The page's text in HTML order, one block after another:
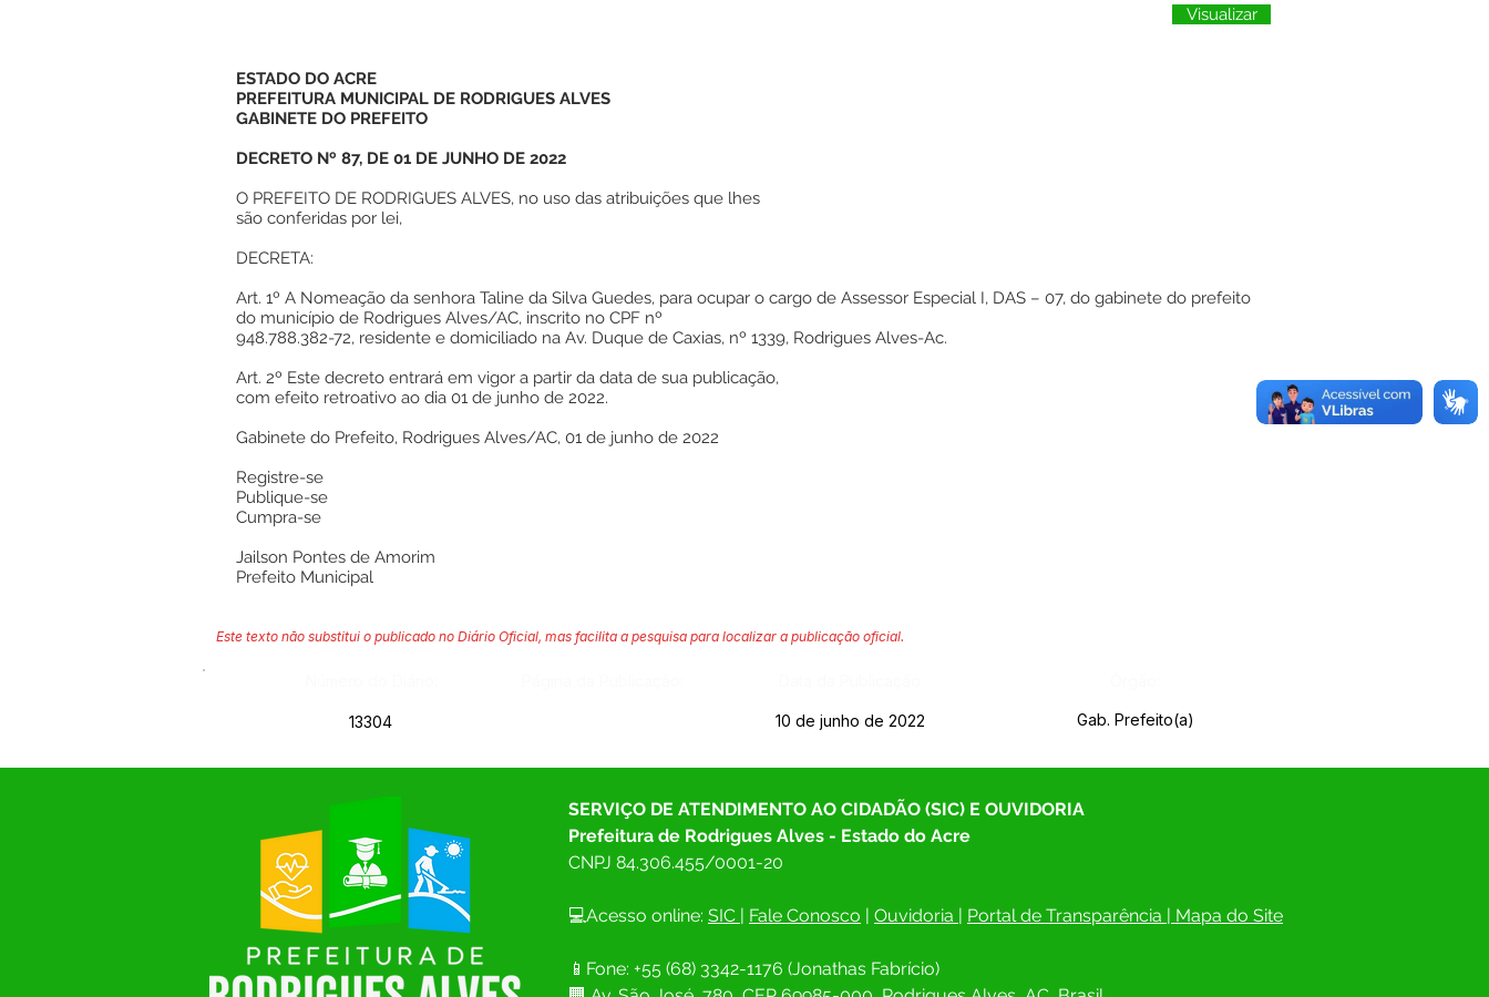
Visualizar
ESTADO DO ACRE
PREFEITURA MUNICIPAL DE RODRIGUES ALVES
GABINETE DO PREFEITO
DECRETO Nº 87, DE 01 DE JUNHO DE 2022
O PREFEITO DE RODRIGUES ALVES, no uso das atribuições que lhes
são conferidas por lei,
DECRETA:
Art. 1º A Nomeação da senhora Taline da Silva Guedes, para ocupar o cargo de Assessor Especial I, DAS – 07, do gabinete do prefeito
do município de Rodrigues Alves/AC, inscrito no CPF nº
948.788.382-72, residente e domiciliado na Av. Duque de Caxias, nº 1339, Rodrigues Alves-Ac.
Art. 2º Este decreto entrará em vigor a partir da data de sua publicação,
com efeito retroativo ao dia 01 de junho de 2022.
Gabinete do Prefeito, Rodrigues Alves/AC, 01 de junho de 2022
Registre-se
Publique-se
Cumpra-se
Jailson Pontes de Amorim
Prefeito Municipal
Este texto não substitui o publicado no Diário Oficial, mas facilita a pesquisa para localizar a publicação oficial.
13304 10 de junho de 2022 Gab. Prefeito(a)
SERVIÇO DE ATENDIMENTO AO CIDADÃO (SIC) E OUVIDORIA
Prefeitura de Rodrigues Alves - Estado do Acre
CNPJ 84.306.455/0001-20
💻Acesso online: SIC | Fale Conosco | Ouvidoria | Portal de Transparência | Mapa do Site
📱Fone: +55 (68) 3342-1176 (Jonathas Fabrício)